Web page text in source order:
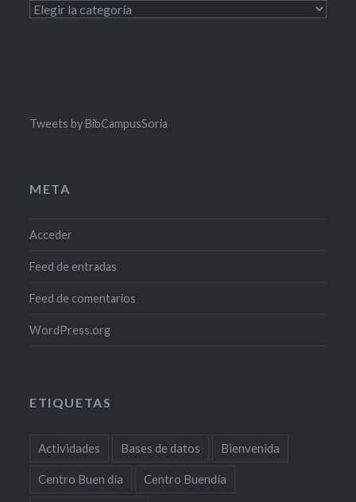
Categorías
Tweets by BibCampusSoria
META
Acceder
Feed de entradas
Feed de comentarios
WordPress.org
ETIQUETAS
Actividades Bases de datos Bienvenida
Centro Buen día Centro Buendía